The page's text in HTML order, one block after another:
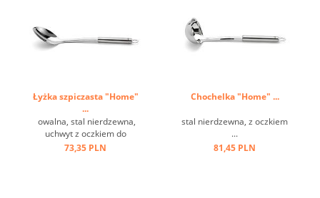
Łyżka szpiczasta "Home"
...
owalna, stal nierdzewna,
uchwyt z oczkiem do
zawieszenia ...
73,35 PLN
Chochelka "Home" ...
stal nierdzewna, z oczkiem
...
81,45 PLN